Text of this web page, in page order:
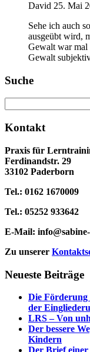
David 25. Mai
Sehe ich auch
ausgeübt wird,
Gewalt war mal
Gewalt
Suche
nach:
Kontakt
Praxis für
Ferdinandstr. 29
33102 Paderborn
Tel.: 0162 1670009
Tel.: 05252 933642
E-Mail:
Zu unserer
Neueste Beiträge
Die Förderung
der
LRS – Von
Der bessere
Kindern